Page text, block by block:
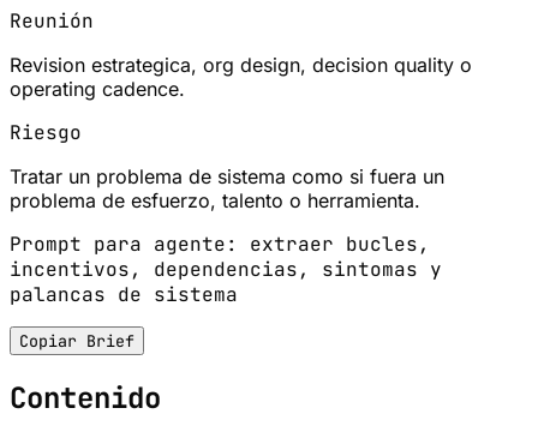
Reunión
Revision estrategica, org design, decision quality o
operating cadence.
Riesgo
Tratar un problema de sistema como si fuera un
problema de esfuerzo, talento o herramienta.
Prompt para agente: extraer bucles,
incentivos, dependencias, sintomas y
palancas de sistema
Copiar Brief
Contenido